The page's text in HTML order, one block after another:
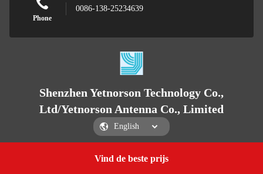
Vind de beste prijs
Phone
0086-138-25234639
Shenzhen Yetnorson Technology Co.,
Ltd/Yetnorson Antenna Co., Limited
Shenzhen Yetnorson Technology Co., Ltd/Yetnorson Antenna Co., Limited
Get a Quote